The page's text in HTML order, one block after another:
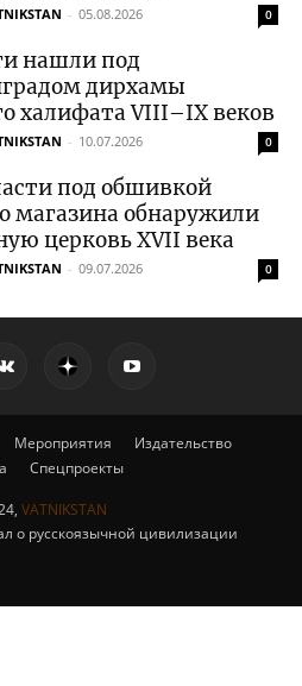
- 05.08.2026 0
нашли под
дирхамы
халифата VIII–IX веков
- 10.07.2026 0
под обшивкой
магазина обнаружили
церковь XVII века
- 09.07.2026 0
Мероприятия
Издательство
Спецпроекты
VATNIKSTAN
о русскоязычной цивилизации